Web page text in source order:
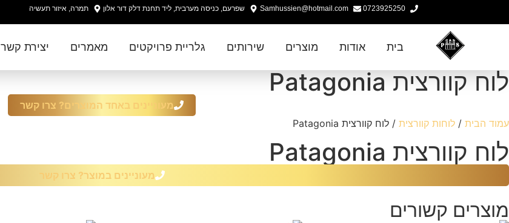
0723925250
Samhussien@hotmail.com שפרעם, כניסה מערבית, ליד תחנת דלק דור אלון תמרה, איזור תעשיה
בית אודות מוצרים שירותים גלריית פרויקטים מאמרים יצירת קשר
לוח קוורצית Patagonia
מעוניינים באחד המוצרים? צרו קשר
עמוד הבית / לוחות קוורצית / לוח קוורצית Patagonia
לוח קוורצית Patagonia
מעוניינים במוצר? צרו קשר
מוצרים קשורים